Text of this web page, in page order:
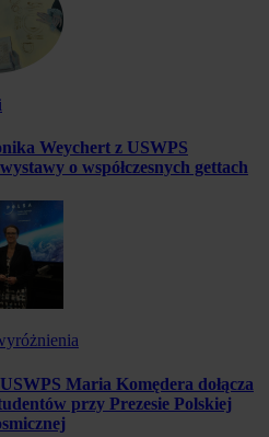
Weychert z USWPS
o współczesnych gettach
Maria Komędera dołącza
przy Prezesie Polskiej